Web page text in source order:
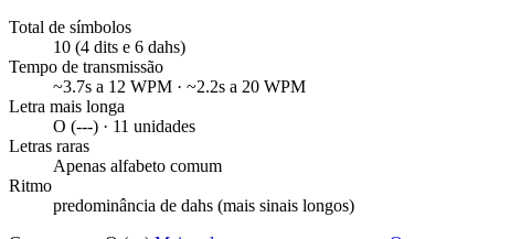
Total de símbolos
10 (4 dits e 6 dahs)
Tempo de transmissão
~3.7s a 12 WPM · ~2.2s a 20 WPM
Letra mais longa
O (---) · 11 unidades
Letras raras
Apenas alfabeto comum
Ritmo
predominância de dahs (mais sinais longos)